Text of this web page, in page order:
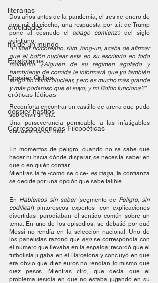
literarias
crueldades
fin de un mundo
Epistolarios
Dossier Orillas
eróticas lúdicas
dossier hastíos
Correspondencias Filopoéticas
Dos años antes de la pandemia, el tres de enero de
dos mil dieciocho, una respuesta por tuit de Trump
pone al desnudo el aciago comienzo del siglo
veintiuno.
“El líder norcoreano, Kim Jong-un, acaba de afirmar
que el botón nuclear está en su escritorio en todo
momento. ¿Alguien de su régimen agotado y
hambriento de comida le informará que yo también
tengo un Botón Nuclear, pero es mucho más grande
y más poderoso que el suyo, y mi Botón funciona?”.
Reconforta encontrar un castillo de arena que pudo
sobrevivir un día.
Una perseverancia permeable a las infatigables
disuasiones del mar.
En momentos de peligro, cuando no se sabe qué
hacer ni hacia dónde disparar, se necesita saber en
qué o en quién confiar.
Mientras la fe -como se dice- es ciega, la confianza
se decide por una opción que sabe falible.
En Hablemos sin saber (segmento de Peligro, sin
codificar) pintorescos expertos -con explicaciones
divertidas- parodiaban el sentido común sobre un
tema. En uno de los episodios, se debatió por qué
Messi no rendía en la selección nacional. Uno de
los panelistas razonó que eso se correspondía con
el número que llevaba en la espalda; recordó que el
futbolista jugaba en el Barcelona y concluyó en que
era obvio que diez euros no rendían lo mismo que
diez pesos. Mientras otro, que decía que el
problema residía en que no estaba jugando en su